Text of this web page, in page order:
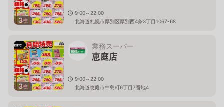
3枚
9:00～22:00
北海道札幌市厚別区厚別西4条3丁目1067-68
3枚
業務スーパー
恵庭店
9:00～22:00
北海道恵庭市中島町6丁目7番地4